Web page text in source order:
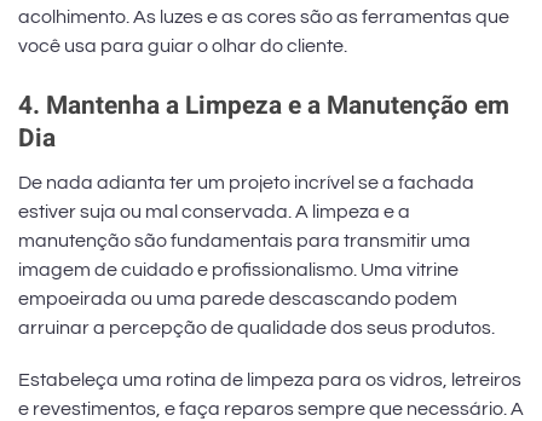
acolhimento. As luzes e as cores são as ferramentas que
você usa para guiar o olhar do cliente.
4. Mantenha a Limpeza e a Manutenção em
Dia
De nada adianta ter um projeto incrível se a fachada
estiver suja ou mal conservada. A limpeza e a
manutenção são fundamentais para transmitir uma
imagem de cuidado e profissionalismo. Uma vitrine
empoeirada ou uma parede descascando podem
arruinar a percepção de qualidade dos seus produtos.
Estabeleça uma rotina de limpeza para os vidros, letreiros
e revestimentos, e faça reparos sempre que necessário. A